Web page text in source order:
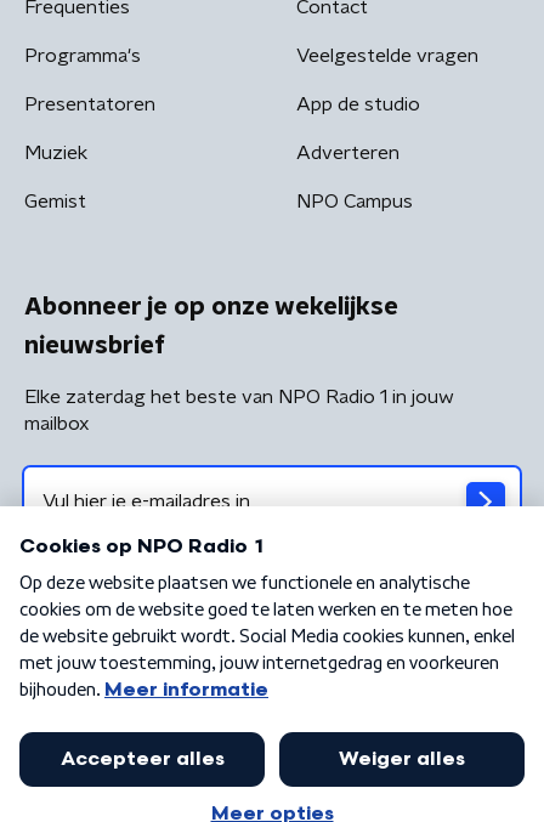
Frequenties
Programma's
Presentatoren
Muziek
Gemist
Contact
Veelgestelde vragen
App de studio
Adverteren
NPO Campus
Abonneer je op onze wekelijkse
nieuwsbrief
Elke zaterdag het beste van NPO Radio 1 in jouw
mailbox
Algemene voorwaarden